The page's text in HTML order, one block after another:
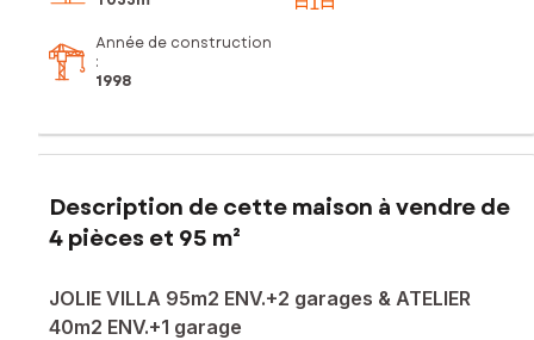
Année de construction
:
1998
Description de cette maison à vendre de
4 pièces et 95 m²
JOLIE VILLA 95m2 ENV.+2 garages & ATELIER
40m2 ENV.+1 garage